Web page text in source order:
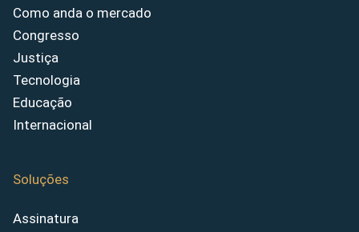
Como anda o mercado
Congresso
Justiça
Tecnologia
Educação
Internacional
Soluções
Assinatura